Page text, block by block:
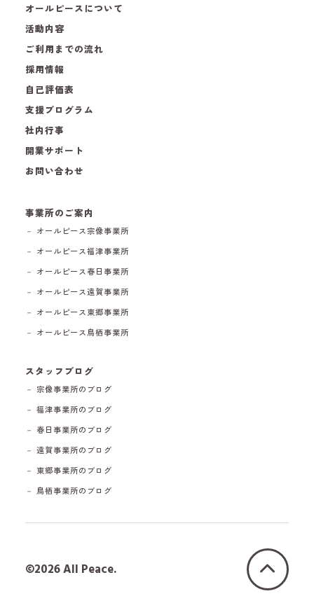
オールピースについて
活動内容
ご利用までの流れ
採用情報
自己評価表
支援プログラム
社内行事
開業サポート
お問い合わせ
事業所のご案内
－ オールピース宗像事業所
－ オールピース福津事業所
－ オールピース春日事業所
－ オールピース遠賀事業所
－ オールピース東郷事業所
－ オールピース鳥栖事業所
スタッフブログ
－ 宗像事業所のブログ
－ 福津事業所のブログ
－ 春日事業所のブログ
－ 遠賀事業所のブログ
－ 東郷事業所のブログ
－ 鳥栖事業所のブログ
©2026 All Peace.